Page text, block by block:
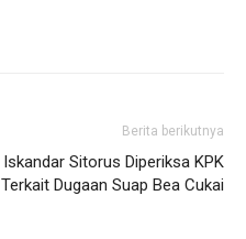
Berita berikutnya
Iskandar Sitorus Diperiksa KPK
Terkait Dugaan Suap Bea Cukai